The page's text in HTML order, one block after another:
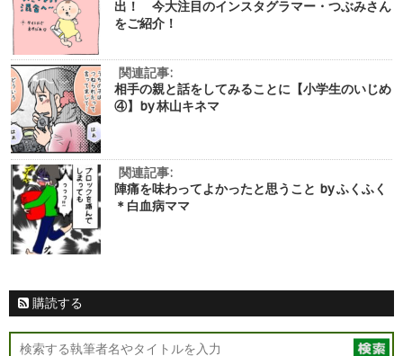
出！ 今大注目のインスタグラマー・つぶみさん
をご紹介！
関連記事:
相手の親と話をしてみることに【小学生のいじめ
④】by 林山キネマ
関連記事:
陣痛を味わってよかったと思うこと by ふくふく
＊白血病ママ
購読する